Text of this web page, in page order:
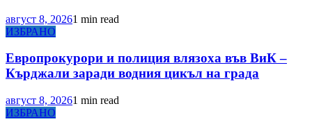
август 8, 20261 min read
ИЗБРАНО
Европрокурори и полиция влязоха във ВиК –
Кърджали заради водния цикъл на града
август 8, 20261 min read
ИЗБРАНО